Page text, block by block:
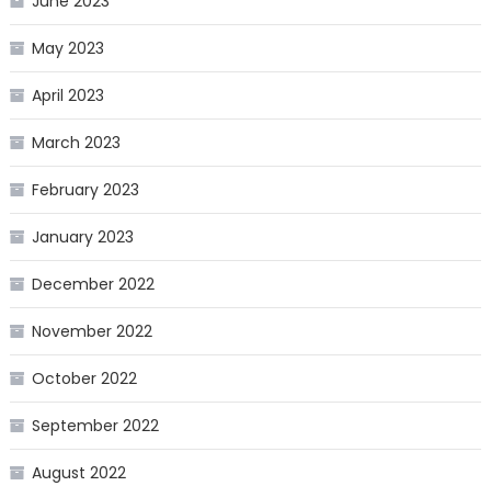
May 2023
April 2023
March 2023
February 2023
January 2023
December 2022
November 2022
October 2022
September 2022
August 2022